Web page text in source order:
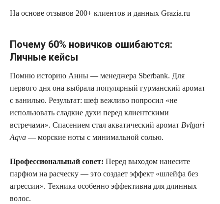
На основе отзывов 200+ клиентов и данных Grazia.ru
Почему 60% новичков ошибаются:
Личные кейсы
Помню историю Анны — менеджера Sberbank. Для
первого дня она выбрала популярный гурманский аромат
с ванилью. Результат: шеф вежливо попросил «не
использовать сладкие духи перед клиентскими
встречами». Спасением стал акватический аромат Bvlgari
Aqva — морские ноты с минимальной солью.
Профессиональный совет: Перед выходом нанесите
парфюм на расческу — это создает эффект «шлейфа без
агрессии». Техника особенно эффективна для длинных
волос.